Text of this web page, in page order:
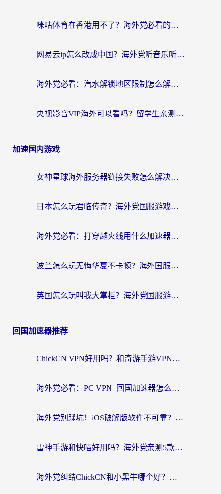
咪咕体育在香港用不了？海外党必看的回国加速器选择指南（附3个真实场景解决方案）
网易云ip怎么改成中国？海外党听音乐听书的无痛解决方案
海外党必看：汽水解锁地区限制怎么解除？3招解决国内影音&生活服务难题
央视影音VIP海外可以看吗？留学生亲测有效的回国加速器选择指南
加速国内游戏
女神星球海外服务器链接失败怎么解决？海外党国服游戏加速避坑指南
日本怎么玩君临传奇？海外党国服游戏加速避坑指南（附菲律宾欧洲玩家实测）
海外党必看：打穿越火线用什么加速器？解决延迟卡顿，还能玩奇妙拼图世界和第五人格
波兰怎么玩无悔华夏不卡顿？海外国服游戏加速器终极指南（附征途2萤火突击解决方案）
英国怎么玩叫我大掌柜？海外党国服游戏加速避坑指南（附实测推荐）
回国加速器推荐
ChickCN VPN好用吗？和奇游手游VPN对比哪个回国效果更好？海外党亲测实用指南
海外党必看：PC VPN+回国加速器怎么选？无缝访问国内资源全攻略
海外党别踩坑！iOS破解版软件不可靠？教你选对回国加速器无缝看国内资源
雷神手游和快喵好用吗？海外党亲测5款回国加速器，附斧牛Bling对比+微信视频号解决办法
海外党纠结ChickCN和小黑牛哪个好？一篇帮你选对回国加速器的实用指南